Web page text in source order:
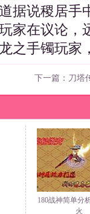
据说稷居手
家在议论，
之手镯玩家
下一篇： 刀塔
180战神简单分
火